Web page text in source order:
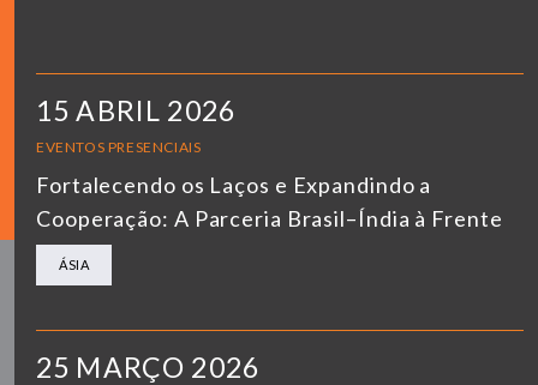
15 ABRIL 2026
EVENTOS PRESENCIAIS
Fortalecendo os Laços e Expandindo a
Cooperação: A Parceria Brasil–Índia à Frente
ÁSIA
25 MARÇO 2026